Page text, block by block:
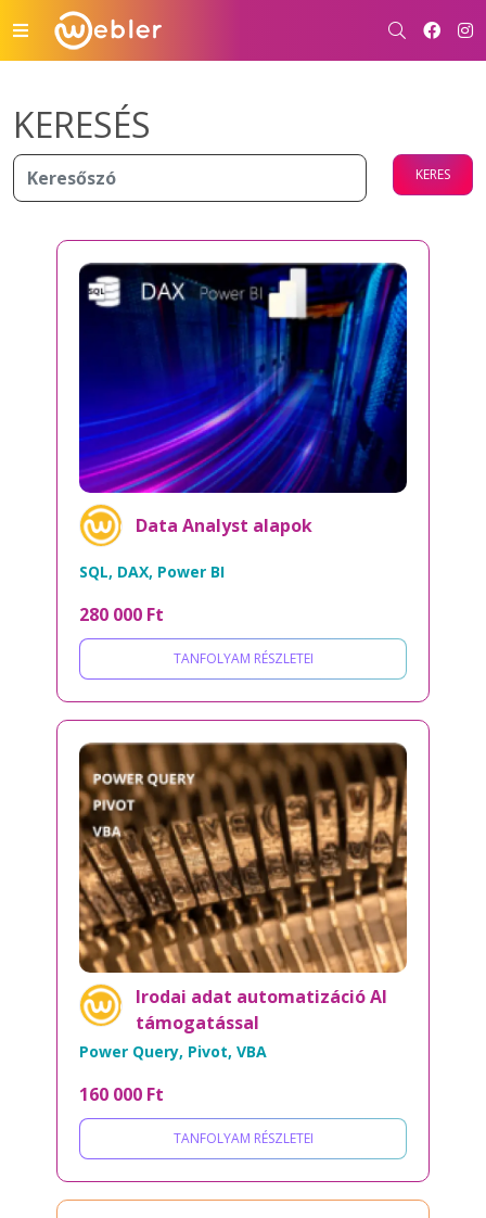
KERESÉS
KERES
Data Analyst alapok
SQL, DAX, Power BI
280 000 Ft
TANFOLYAM RÉSZLETEI
Irodai adat automatizáció AI
támogatással
Power Query, Pivot, VBA
160 000 Ft
TANFOLYAM RÉSZLETEI